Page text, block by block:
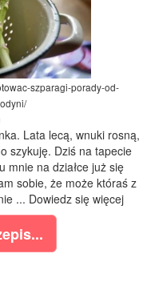
szparagi-porady-od-
Lata lecą, wnuki rosną,
szykuję. Dziś na tapecie
mnie na działce już się
sobie, że może któraś z
... Dowiedz się więcej